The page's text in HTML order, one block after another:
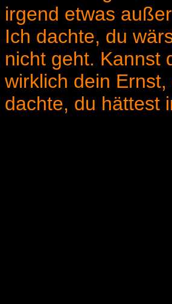
irgend etwas
Ich dachte, du
nicht geht. Kannst
wirklich dein
dachte, du hättest